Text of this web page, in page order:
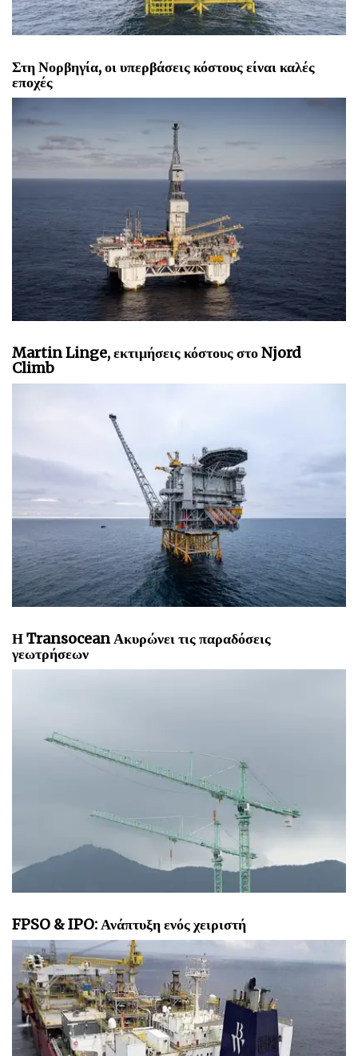
Στη Νορβηγία, οι υπερβάσεις κόστους είναι καλές
εποχές
Martin Linge, εκτιμήσεις κόστους στο Njord
Climb
Η Transocean Ακυρώνει τις παραδόσεις
γεωτρήσεων
FPSO & IPO: Ανάπτυξη ενός χειριστή